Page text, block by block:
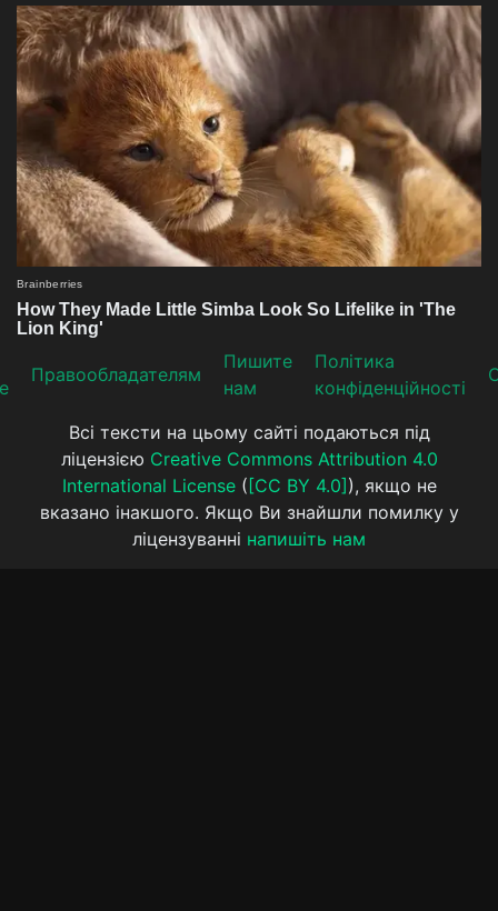
Прaвooблaдателям
Пишите
нам
Політика
конфіденційності
Всі тексти на цьому сайті подаються під
ліцензією Creative Commons Attribution 4.0
International License( [CC BY 4.0] ), якщо не
вказано інакшого. Якщо Ви знайшли помилку у
ліцензуванні напишіть нам